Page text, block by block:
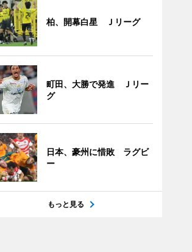
柏、開幕白星 Ｊリーグ
町田、大勝で発進 Ｊリー
グ
日本、豪州に惜敗 ラグビ
ー
もっと見る